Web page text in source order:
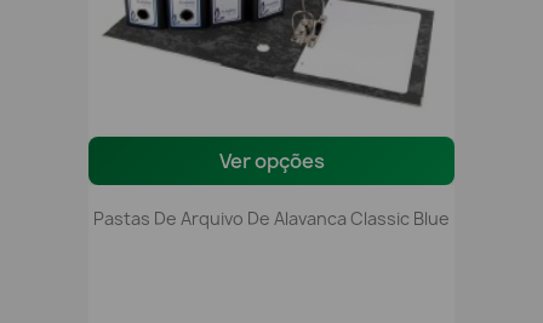
Ver opções
Pastas De Arquivo De Alavanca Classic Blue